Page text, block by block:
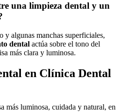
una limpieza dental y un
y algunas manchas superficiales,
dental actúa sobre el tono del
más clara y luminosa.
en Clínica Dental
más luminosa, cuidada y natural, en